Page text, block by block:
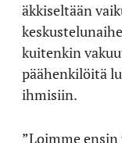
äkkiseltään
kuitenkin
päähenkilöitä
ihmisiin.
”Loimme